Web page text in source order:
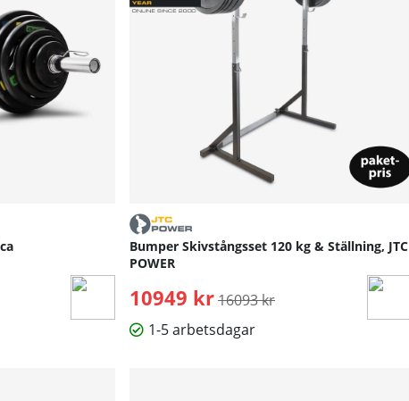
Bumper Skivstångsset 120 kg & Ställning, JTC
POWER
10949 kr Ordinarie pris:
16093 kr
1-5 arbetsdagar